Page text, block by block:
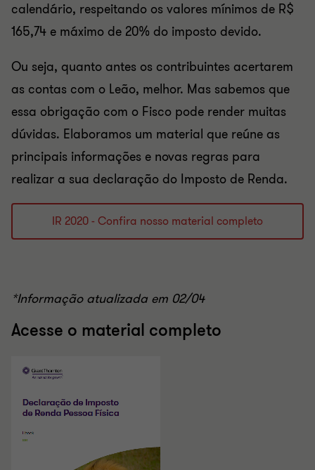
calendário, respeitando os valores mínimos de R$
165,74 e máximo de 20% do imposto devido.
Ou seja, quanto antes os contribuintes acertarem
as contas com o Leão, melhor. Mas sabemos que
essa obrigação com o Fisco pode render muitas
dúvidas. Elaboramos um material que reúne as
principais informações e novas regras para
realizar a sua declaração do Imposto de Renda.
IR 2020 - Confira nosso material completo
*Informação atualizada em 02/04
Acesse o material completo